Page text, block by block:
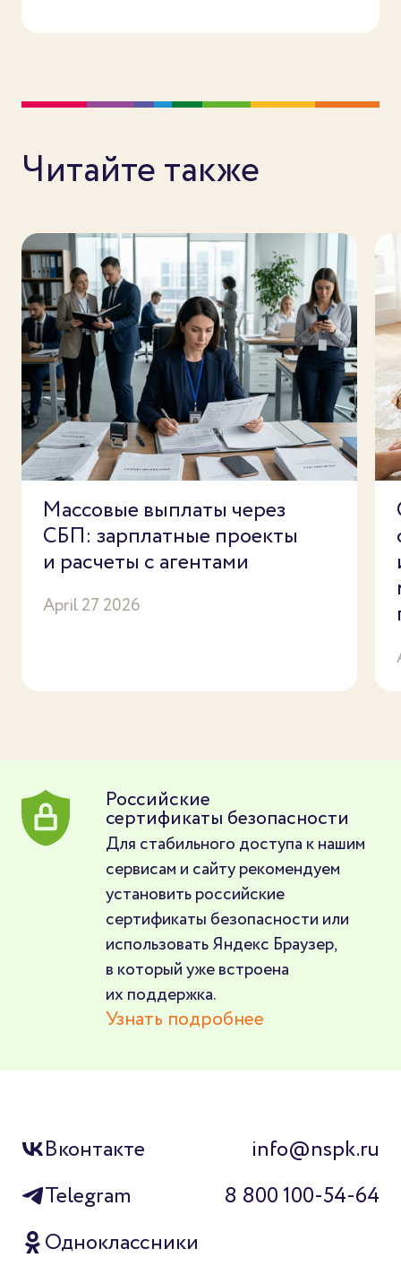
Читайте также
Массовые выплаты через
СБП: зарплатные проекты
и расчеты с агентами
April 27 2026
Российские
сертификаты безопасности
Для стабильного доступа к нашим
сервисам и сайту рекомендуем
установить российские
сертификаты безопасности или
использовать Яндекс Браузер,
в который уже встроена
их поддержка.
Узнать подробнее
Вконтакте
Одноклассники
Telegram
info@nspk.ru
8 800 100-54-64